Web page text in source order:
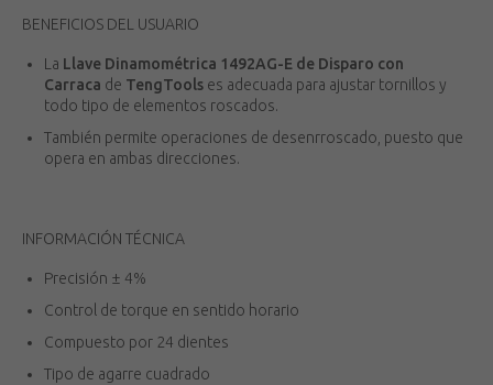
BENEFICIOS DEL USUARIO
La Llave Dinamométrica 1492AG-E de Disparo con
Carraca de TengTools es adecuada para ajustar tornillos y
todo tipo de elementos roscados.
También permite operaciones de desenrroscado, puesto que
opera en ambas direcciones.
INFORMACIÓN TÉCNICA
Precisión ± 4%
Control de torque en sentido horario
Compuesto por 24 dientes
Tipo de agarre cuadrado